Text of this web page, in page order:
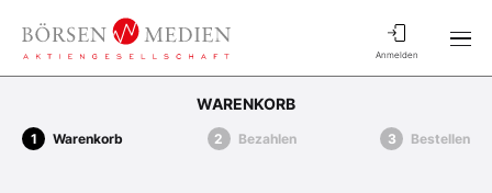
Anmelden
WARENKORB
Warenkorb Bezahlen Bestellen